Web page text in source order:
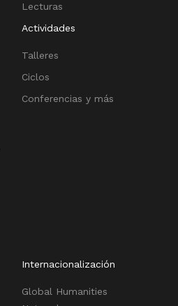
Lecturas
Actividades
Talleres
Ciclos
Conferencias y más
Internacionalización
Global Humanities